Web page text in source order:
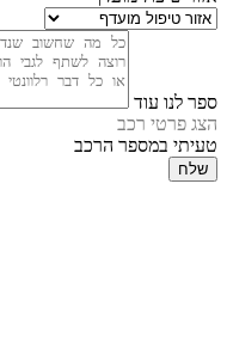
ספר לנו עוד
הצג פרטי רכב
טעיתי במספר הרכב
שלח